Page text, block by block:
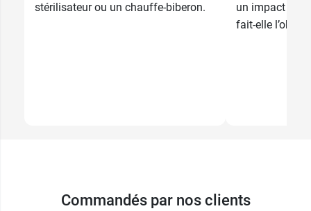
stérilisateur ou un chauffe-biberon.
un impact sur
fait-elle l’objet
Commandés par nos clients